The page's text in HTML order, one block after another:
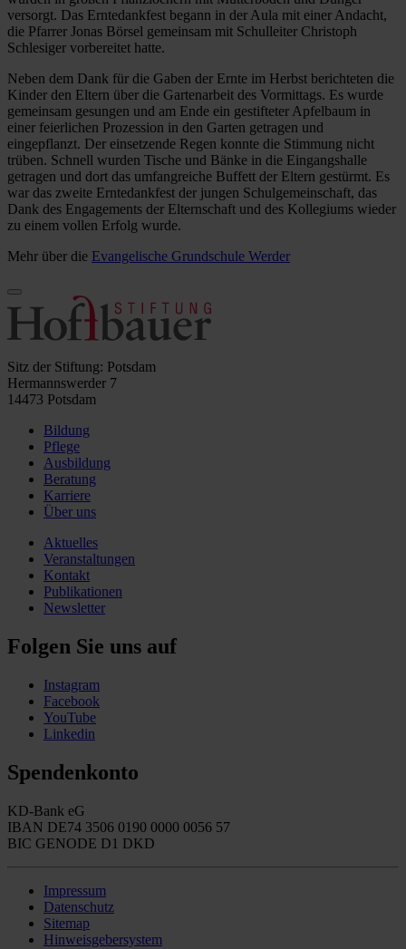
versorgt. Das Erntedankfest begann in der Aula mit einer Andacht,
die Pfarrer Jonas Börsel gemeinsam mit Schulleiter Christoph
Schlesiger vorbereitet hatte.
Neben dem Dank für die Gaben der Ernte im Herbst berichteten die
Kinder den Eltern über die Gartenarbeit des Vormittags. Es wurde
gemeinsam gesungen und am Ende ein gestifteter Apfelbaum in
einer feierlichen Prozession in den Garten getragen und
eingepflanzt. Der einsetzende Regen konnte die Stimmung nicht
trüben. Schnell wurden Tische und Bänke in die Eingangshalle
getragen und dort das umfangreiche Buffett der Eltern gestürmt. Es
war das zweite Erntedankfest der jungen Schulgemeinschaft, das
Dank des Engagements der Elternschaft und des Kollegiums wieder
zu einem vollen Erfolg wurde.
Mehr über die Evangelische Grundschule Werder
Sitz der Stiftung: Potsdam
Hermannswerder 7
14473 Potsdam
Bildung
Pflege
Ausbildung
Beratung
Karriere
Über uns
Aktuelles
Veranstaltungen
Kontakt
Publikationen
Newsletter
Folgen Sie uns auf
Instagram
Facebook
YouTube
Linkedin
Spendenkonto
KD-Bank eG
IBAN DE74 3506 0190 0000 0056 57
BIC GENODE D1 DKD
Impressum
Datenschutz
Sitemap
Hinweisgebersystem